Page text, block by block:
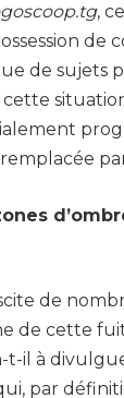
,
de
de sujets
cette
de
de cette
il à
par